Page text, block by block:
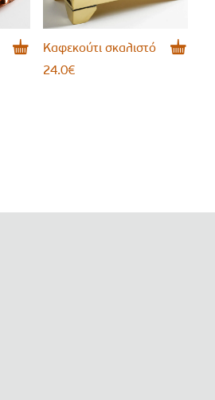
Καφεκούτι σκαλιστό
24.0€